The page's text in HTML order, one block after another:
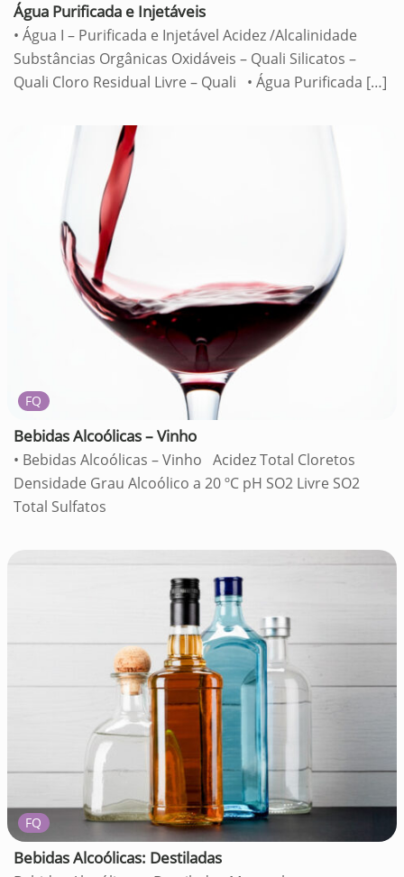
Água Purificada e Injetáveis
• Água I – Purificada e Injetável Acidez /Alcalinidade
Substâncias Orgânicas Oxidáveis – Quali Silicatos –
Quali Cloro Residual Livre – Quali • Água Purificada […]
FQ
Bebidas Alcoólicas – Vinho
• Bebidas Alcoólicas – Vinho Acidez Total Cloretos
Densidade Grau Alcoólico a 20 ºC pH SO2 Livre SO2
Total Sulfatos
FQ
Bebidas Alcoólicas: Destiladas